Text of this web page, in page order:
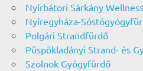
Nyírbátori Sárkány
Nyíregyháza-
Polgári Strandfürdő
Püspökladányi Strand- és
Szolnok Gyógyfürdő